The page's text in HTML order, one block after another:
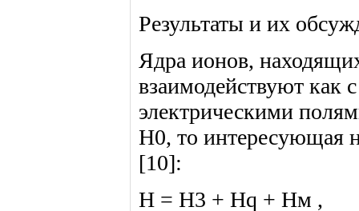
Результаты и их
Ядра ионов,
взаимодействуют как
электрическими
Н0, то интересующая
[10]:
Н = Н3 + Hq + Нм ,